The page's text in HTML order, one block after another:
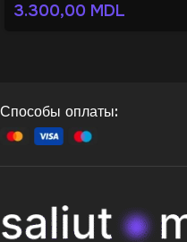
3.300,00 MDL
Способы оплаты: